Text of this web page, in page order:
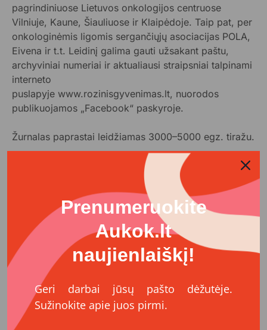
pagrindiniuose Lietuvos onkologijos centruose
Vilniuje, Kaune, Šiauliuose ir Klaipėdoje. Taip pat, per
onkologinėmis ligomis sergančiųjų asociacijas POLA,
Eivena ir t.t. Leidinį galima gauti užsakant paštu,
archyviniai numeriai ir aktualiausi straipsniai talpinami
interneto
puslapyje www.rozinisgyvenimas.lt, nuorodos
publikuojamos „Facebook“ paskyroje.
Žurnalas paprastai leidžiamas 3000–5000 egz. tiražu.
Prenumeruokite
Aukok.lt
naujienlaiškį!
Geri darbai jūsų pašto dėžutėje.
Sužinokite apie juos pirmi.